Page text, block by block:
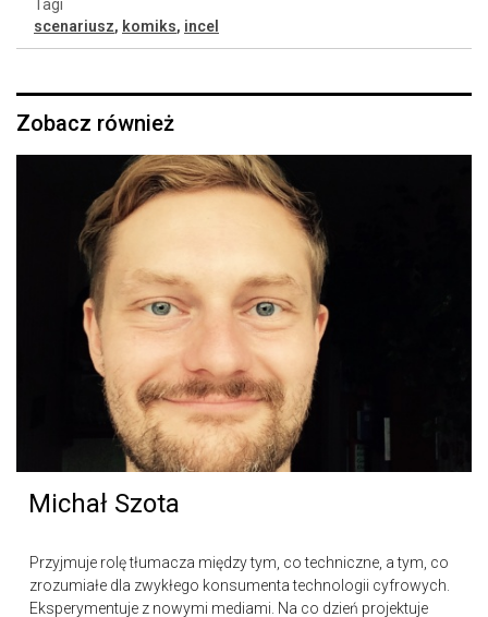
Tagi
scenariusz, komiks, incel
Zobacz również
Michał Szota
Przyjmuje rolę tłumacza między tym, co techniczne, a tym, co
zrozumiałe dla zwykłego konsumenta technologii cyfrowych.
Eksperymentuje z nowymi mediami. Na co dzień projektuje